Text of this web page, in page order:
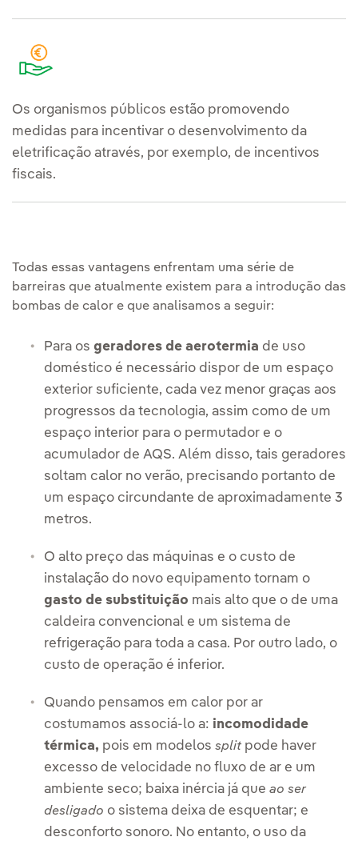
Os organismos públicos estão promovendo
medidas para incentivar o desenvolvimento da
eletrificação através, por exemplo, de incentivos
fiscais.
Todas essas vantagens enfrentam uma série de
barreiras que atualmente existem para a introdução das
bombas de calor e que analisamos a seguir:
Para os geradores de aerotermia de uso
doméstico é necessário dispor de um espaço
exterior suficiente, cada vez menor graças aos
progressos da tecnologia, assim como de um
espaço interior para o permutador e o
acumulador de AQS. Além disso, tais geradores
soltam calor no verão, precisando portanto de
um espaço circundante de aproximadamente 3
metros.
O alto preço das máquinas e o custo de
instalação do novo equipamento tornam o
gasto de substituição mais alto que o de uma
caldeira convencional e um sistema de
refrigeração para toda a casa. Por outro lado, o
custo de operação é inferior.
Quando pensamos em calor por ar
costumamos associá-lo a: incomodidade
térmica, pois em modelos split pode haver
excesso de velocidade no fluxo de ar e um
ambiente seco; baixa inércia já que ao ser
desligado o sistema deixa de esquentar; e
desconforto sonoro. No entanto, o uso da